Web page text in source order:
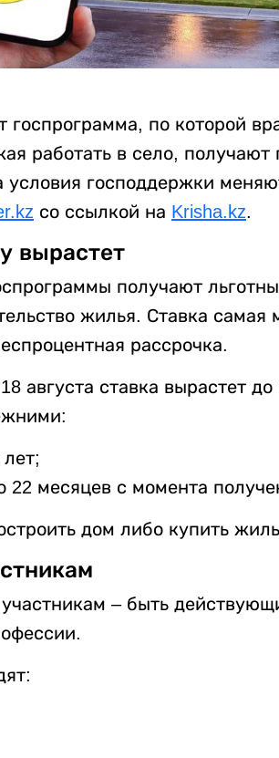
госпрограмма, по которой
работать в село,
условия господдержки
со ссылкой на Krisha.kz.
вырастет
получают
жилья. Ставка самая
рассрочка.
августа ставка вырастет
22 месяцев с момента
дом либо купить
участникам – быть